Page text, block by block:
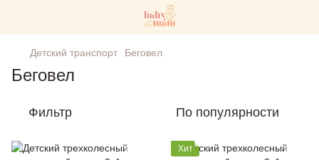
Детский транспорт Беговел
Беговел
Фильтр По популярности
Хит